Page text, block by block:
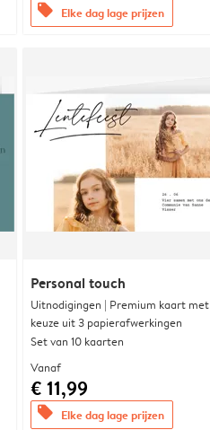
offers Elke dag lage prijzen
Personal touch
Uitnodigingen | Premium kaart met
keuze uit 3 papierafwerkingen
Set van 10 kaarten
Vanaf
€ 11,99
offers Elke dag lage prijzen